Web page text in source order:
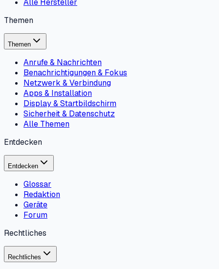
Themen
Themen
Anrufe & Nachrichten
Benachrichtigungen & Fokus
Netzwerk & Verbindung
Apps & Installation
Display & Startbildschirm
Sicherheit & Datenschutz
Alle Themen
Entdecken
Entdecken
Glossar
Redaktion
Geräte
Forum
Rechtliches
Rechtliches